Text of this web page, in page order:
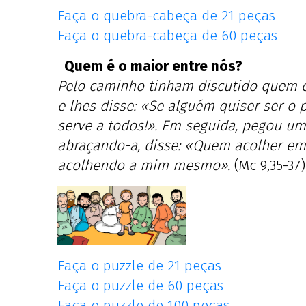
Faça o quebra-cabeça de 21 peças
Faça o quebra-cabeça de 60 peças
Quem é o maior entre nós?
Pelo caminho tinham discutido quem
e lhes disse: «Se alguém quiser ser
serve a todos!». Em seguida, pegou
abraçando-a, disse: «Quem acolher
acolhendo a mim mesmo». (Mc 9,35-37)
Faça o puzzle de 21 peças
Faça o puzzle de 60 peças